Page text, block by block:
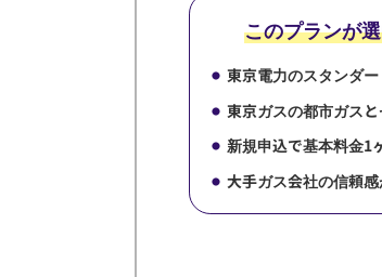
このプランが
東京電力のスタンダ
東京ガスの都市ガス
新規申込で基本料金1
大手ガス会社の信頼